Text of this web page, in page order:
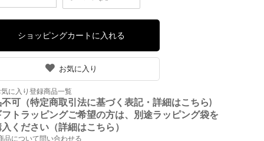
お気に入り
気に入り登録商品一覧
可（特定商取引法に基づく表記・詳細はこちら)
トラッピングご希望の方は、別途ラッピング袋を
ください（詳細はこちら）
品について問い合わせる